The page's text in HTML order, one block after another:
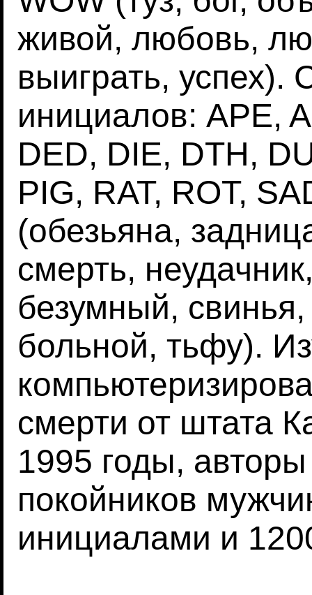
живой, любовь,
выиграть, успех).
инициалов: APE,
DED, DIE, DTH,
PIG, RAT, ROT,
(обезьяна,
смерть,
безумный,
больной, тьфу).
смерти от штата
1995 годы,
покойников
инициалами и